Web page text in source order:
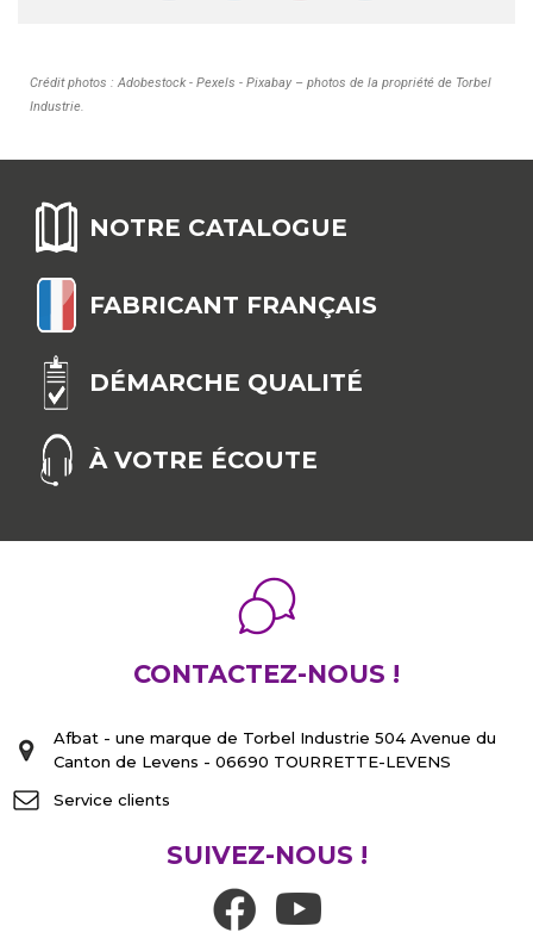
Crédit photos : Adobestock - Pexels - Pixabay – photos de la propriété de Torbel
Industrie.
NOTRE CATALOGUE
FABRICANT FRANÇAIS
DÉMARCHE QUALITÉ
À VOTRE ÉCOUTE
CONTACTEZ-NOUS !
Afbat - une marque de Torbel Industrie 504 Avenue du
Canton de Levens - 06690 TOURRETTE-LEVENS
Service clients
SUIVEZ-NOUS !